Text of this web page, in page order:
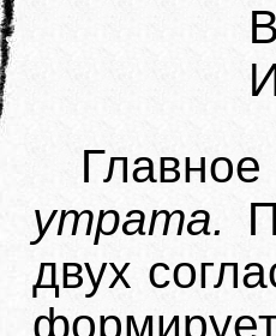
утрата.
двух